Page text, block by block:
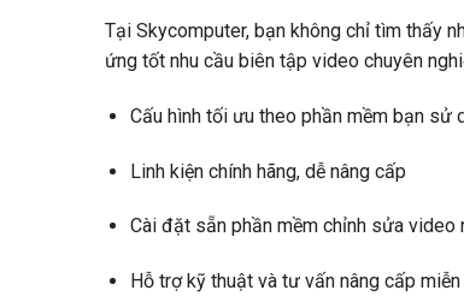
Tại Skycomputer, bạn không chỉ tìm thấy
ứng tốt nhu cầu biên tập video chuyên
Cấu hình tối ưu theo phần mềm bạn sử
Linh kiện chính hãng, dễ nâng cấp
Cài đặt sẵn phần mềm chỉnh sửa video
Hỗ trợ kỹ thuật và tư vấn nâng cấp